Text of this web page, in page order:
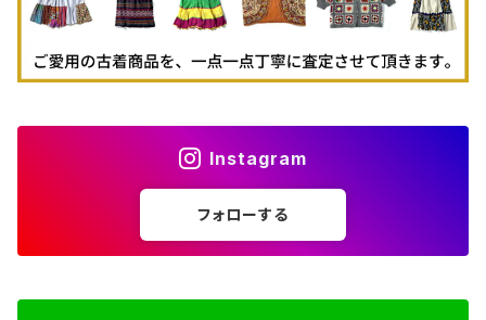
Instagram
フォローする